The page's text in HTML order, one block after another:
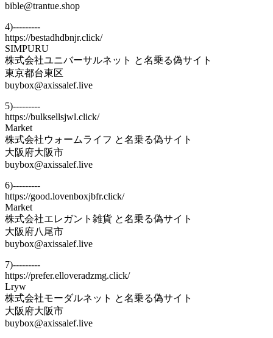
bible@trantue.shop
4)---------
https://bestadhdbnjr.click/
SIMPURU
株式会社ユニバーサルネット と名乗る偽サイト
東京都台東区
buybox@axissalef.live
5)---------
https://bulksellsjwl.click/
Market
株式会社ウォームライフ と名乗る偽サイト
大阪府大阪市
buybox@axissalef.live
6)---------
https://good.lovenboxjbfr.click/
Market
株式会社エレガント雑貨 と名乗る偽サイト
大阪府八尾市
buybox@axissalef.live
7)---------
https://prefer.elloveradzmg.click/
Lryw
株式会社モーダルネット と名乗る偽サイト
大阪府大阪市
buybox@axissalef.live